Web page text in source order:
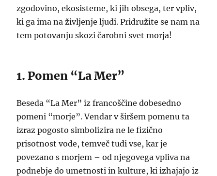
zgodovino, ekosisteme, ki jih obsega, ter vpliv,
ki ga ima na življenje ljudi. Pridružite se nam na
tem potovanju skozi čarobni svet morja!
1. Pomen “La Mer”
Beseda “La Mer” iz francoščine dobesedno
pomeni “morje”. Vendar v širšem pomenu ta
izraz pogosto simbolizira ne le fizično
prisotnost vode, temveč tudi vse, kar je
povezano s morjem – od njegovega vpliva na
podnebje do umetnosti in kulture, ki izhajajo iz